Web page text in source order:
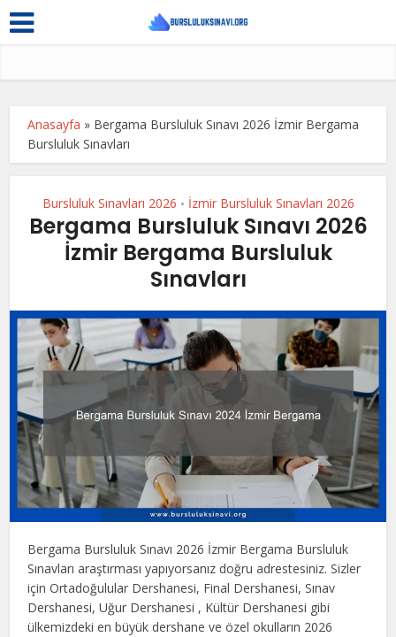
Anasayfa » Bergama Bursluluk Sınavı 2026 İzmir Bergama
Bursluluk Sınavları
Bursluluk Sınavları 2026 • İzmir Bursluluk Sınavları 2026
Bergama Bursluluk Sınavı 2026
İzmir Bergama Bursluluk
Sınavları
Bergama Bursluluk Sınavı 2026 İzmir Bergama Bursluluk
Sınavları araştırması yapıyorsanız doğru adrestesiniz. Sizler
için Ortadoğulular Dershanesi, Final Dershanesi, Sınav
Dershanesi, Uğur Dershanesi , Kültür Dershanesi gibi
ülkemizdeki en büyük dershane ve özel okulların 2026